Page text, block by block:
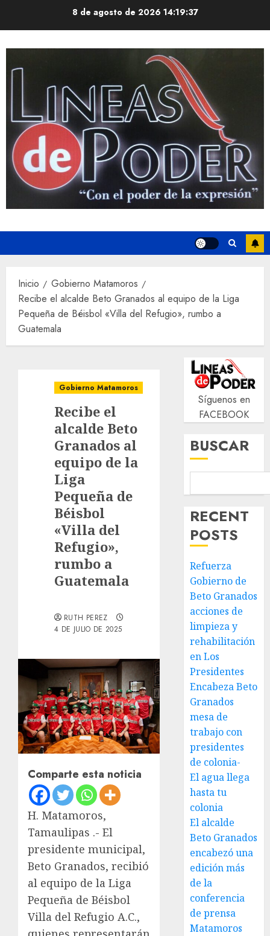
8 de agosto de 2026 14:19:38
Inicio
Gobierno Matamoros
Recibe el alcalde Beto Granados al equipo de la Liga
Pequeña de Béisbol «Villa del Refugio», rumbo a
Guatemala
Gobierno Matamoros
Recibe el
alcalde Beto
Granados al
equipo de la
Liga
Pequeña de
Béisbol
«Villa del
Refugio»,
rumbo a
Guatemala
RUTH PEREZ
4 DE JULIO DE 2025
Comparte esta noticia
H. Matamoros,
Tamaulipas .- El
presidente municipal,
Beto Granados, recibió
al equipo de la Liga
Pequeña de Béisbol
Villa del Refugio A.C.,
Síguenos en
FACEBOOK
BUSCAR
RECENT
POSTS
Refuerza
Gobierno de
Beto Granados
acciones de
limpieza y
rehabilitación
en Los
Presidentes
Encabeza Beto
Granados
mesa de
trabajo con
presidentes
de colonia-
El agua llega
hasta tu
colonia
El alcalde
Beto Granados
encabezó una
edición más
de la
conferencia
de prensa
Matamoros